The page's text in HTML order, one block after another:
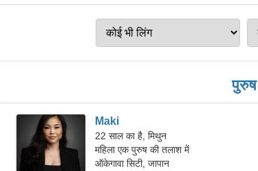
Maki
22 साल का है, मिथुन
महिला एक पुरुष की तलाश में
ऑकेगावा सिटी, जापान